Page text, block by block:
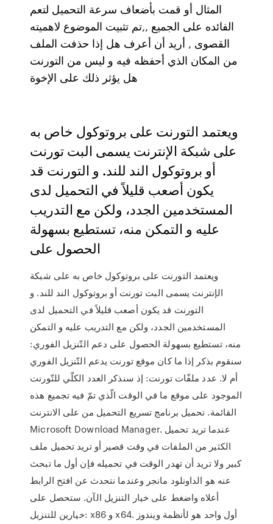
المثال أو قمت بأضعاف سرعة التحميل لتعم
الفائده على الجميع ,,تم تثبيت الموضوع لاهميته
القصوى , أريد أن أعرف هل إذا حذفت الملف
من المكان الذي أحفظه فيه و ليس من التورنت
هل يؤثر ذلك على الإخوة
ويعتمد التورنت على بروتوكول خاص به
على شبكة الإنترنت يسمى البت تورنت
أو بروتوكول الند للند. و التورنت قد
يكون أصعب قليلاً في التحميل لدى
المستخدمين الجدد، ولكن مع التدريب
عليه و التمكن منه، تستطيع بسهولة
الحصول على
ويعتمد التورنت على بروتوكول خاص به على شبكة
الإنترنت يسمى البت تورنت أو بروتوكول الند للند. و
التورنت قد يكون أصعب قليلاً في التحميل لدى
المستخدمين الجدد، ولكن مع التدريب عليه و التمكن
منه، تستطيع بسهولة الحصول على دعم التّنزيل الفوري:
سنقوم بذكر إذا ما كان موقع تورنت يدعم التّنزيل الفوري
أم لا. عدد ملفّات تورنت: إذ سنذكر العدد الكلّي للتّورنت
الموجود على موقع ما في الوقت الّذي تمّ فيه تجميع هذه
القائمة. تحميل برنامج تسريع التحميل من على الانترنت
Microsoft Download Manager. عندما تريد تحميل
الكثير من الملفات في وقت قصير أو تريد تحميل ملف
كبير ولا تريد أن تهدر الوقت في تحميله فإن أول ما تبحث
عنه هو الداونلود مانجر وعندما نتحدث عن افتح الرابط
أعلاه واضغط على خيار التنزيل الآن. ستحصل على
خيارين للتنزيل: x86 و x64. أول واحد هو لأنظمة ويندوز